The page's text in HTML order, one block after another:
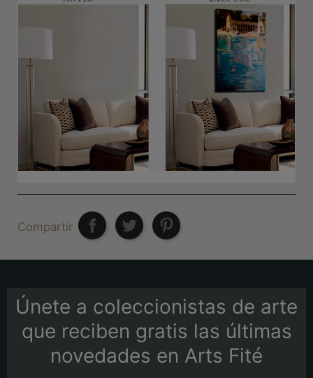
Compartir
Únete a coleccionistas de arte
que reciben gratis las últimas
novedades en Arts Fité